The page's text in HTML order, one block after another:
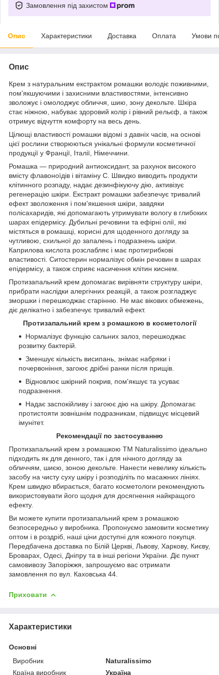
Замовлення під захистом
Опис Характеристики Доставка Оплата Умови
Опис
Крем з натуральним екстрактом ромашки володіє поживними,
пом'якшуючими і захисними властивостями, інтенсивно
зволожує і омолоджує обличчя, шию, зону декольте. Шкіра
стає ніжною, набуває здоровий колір і рівний рельєф, а також
отримує відчуття комфорту на весь день.
Цілющі властивості ромашки відомі з давніх часів, на основі
цієї рослини створюються унікальні формули косметичної
продукції у Франції, Італії, Німеччини.
Ромашка — природний антиоксидант, за рахунок високого
вмісту флавоноїдів і вітаміну С. Швидко виводить продукти
клітинного розпаду, надає дезинфікуючу дію, активізує
регенерацію шкіри. Екстракт ромашки забезпечує тривалий
ефект зволоження і пом'якшення шкіри, завдяки
полісахаридів, які допомагають утримувати вологу в глибоких
шарах епідермісу. Дубильні речовини та ефірні олії, які
містяться в ромашці, корисні для щоденного догляду за
чутливою, схильної до запалень і подразнень шкіри.
Каприлова кислота розслабляє і має протигрибкові
властивості. Ситостерин нормалізує обмін речовин в шарах
епідермісу, а також сприяє насичення клітин киснем.
Протизапальний крем допомагає вирівняти структуру шкіри,
прибрати наслідки алергічних реакцій, а також розгладжує
зморшки і перешкоджає старінню. Не має вікових обмежень,
діє делікатно і забезпечує тривалий ефект.
Протизапальний крем з ромашкою в косметології
Нормалізує функцію сальних залоз, перешкоджає
розвитку бактерій.
Зменшує кількість висипань, знімає набряки і
почервоніння, загоює дрібні ранки після прищів.
Відновлює шкірний покрив, пом'якшує та усуває
подразнення.
Надає заспокійливу і загоює дію на шкіру. Допомагає
протистояти зовнішнім подразникам, підвищує місцевий
імунітет.
Рекомендації по застосуванню
Протизапальний крем з ромашкою ТМ Naturalissimo ідеально
підходить як для денного, так і для нічного догляду за
обличчям, шиєю, зоною декольте. Нанести невелику кількість
засобу на чисту суху шкіру і розподіліть по масажних лініях.
Крем швидко вбирається, багато косметологи рекомендують
використовувати його щодня для досягнення найкращого
ефекту.
Ви можете купити протизапальний крем з ромашкою
безпосередньо у виробника. Пропонуємо замовити косметику
оптом і в роздріб, наші ціни доступні для кожного покупця.
Передбачена доставка по Білій Церкві, Львову, Харкову, Києву,
Броварах, Одесі, Дніпру та в інші регіони України. Діє пункт
самовивозу Запоріжжя, запрошуємо вас отримати
замовлення по вул. Каховська 44.
Приховати
Характеристики
Основні
Виробник
Naturalissimo
Країна виробник
Україна